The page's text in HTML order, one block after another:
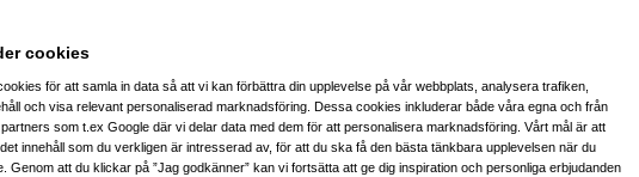
black (24044)
Artikelnummer: 1106367
Läderskydd till Leica M11 för extra
cookies
för att samla in data så att vi kan förbättra din upplevelse på vår webbplats, analysera trafiken,
och visa relevant personaliserad marknadsföring. Dessa cookies inkluderar både våra egna och från
som t.ex Google där vi delar data med dem för att personalisera marknadsföring. Vårt mål är att
innehåll som du verkligen är intresserad av, för att du ska få den bästa tänkbara upplevelsen när du
Genom att du klickar på ”Jag godkänner” kan vi fortsätta att ge dig inspiration och personliga erbjudanden